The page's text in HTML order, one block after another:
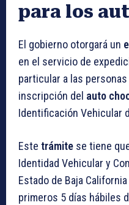
para los
El gobierno otorgará un
en el servicio de
particular a las
inscripción del auto
Identificación Vehicular
Este trámite se tiene
Identidad Vehicular y
Estado de Baja California
primeros 5 días hábiles